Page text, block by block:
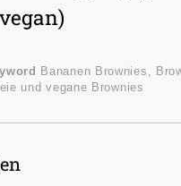
Bananen Brownies,
und vegane Brownies